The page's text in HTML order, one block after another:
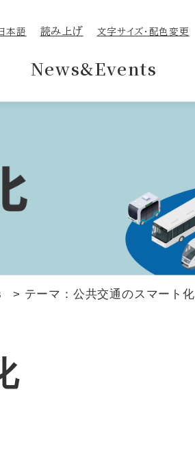
本語 読み上げ 文字サイズ・配色変更
News&Events
> テーマ：公共交通のスマート化